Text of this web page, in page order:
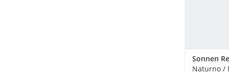
Sonnen
Naturno /